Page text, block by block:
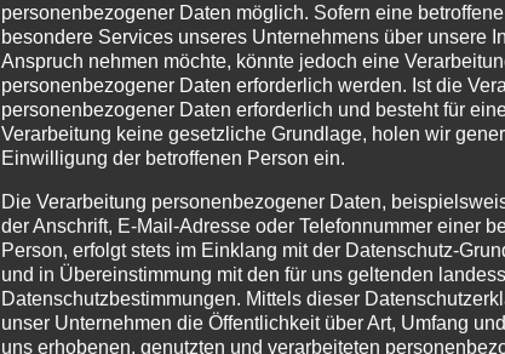
Details
zur
Wunschliste
Details
zur
Wunschliste
PRODUKTSUCHE
personenbezogener Daten möglich. Sofern eine
besondere Services unseres Unternehmens über unsere
Anspruch nehmen möchte, könnte jedoch eine
personenbezogener Daten erforderlich werden. Ist die
personenbezogener Daten erforderlich und besteht für
Verarbeitung keine gesetzliche Grundlage, holen wir
Einwilligung der betroffenen Person ein.
Die Verarbeitung personenbezogener Daten,
der Anschrift, E-Mail-Adresse oder Telefonnummer einer
Person, erfolgt stets im Einklang mit der Datenschutz-
und in Übereinstimmung mit den für uns geltenden
Datenschutzbestimmungen. Mittels dieser
unser Unternehmen die Öffentlichkeit über Art, Umfang
uns erhobenen, genutzten und verarbeiteten